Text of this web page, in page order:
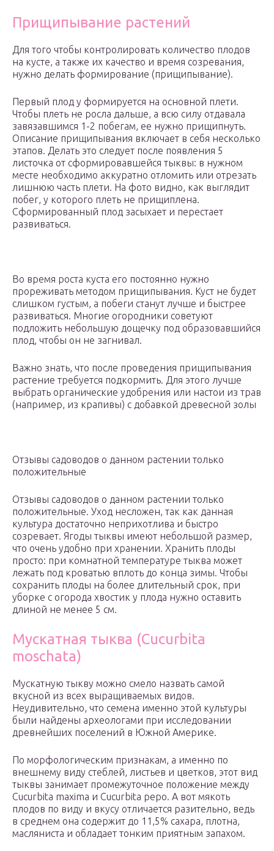
Прищипывание растений
Для того чтобы контролировать количество плодов
на кусте, а также их качество и время созревания,
нужно делать формирование (прищипывание).
Первый плод у формируется на основной плети.
Чтобы плеть не росла дальше, а всю силу отдавала
завязавшимся 1-2 побегам, ее нужно прищипнуть.
Описание прищипывания включает в себя несколько
этапов. Делать это следует после появления 5
листочка от сформировавшейся тыквы: в нужном
месте необходимо аккуратно отломить или отрезать
лишнюю часть плети. На фото видно, как выглядит
побег, у которого плеть не прищиплена.
Сформированный плод засыхает и перестает
развиваться.
Во время роста куста его постоянно нужно
прореживать методом прищипывания. Куст не будет
слишком густым, а побеги станут лучше и быстрее
развиваться. Многие огородники советуют
подложить небольшую дощечку под образовавшийся
плод, чтобы он не загнивал.
Важно знать, что после проведения прищипывания
растение требуется подкормить. Для этого лучше
выбрать органические удобрения или настои из трав
(например, из крапивы) с добавкой древесной золы
Отзывы садоводов о данном растении только
положительные
Отзывы садоводов о данном растении только
положительные. Уход несложен, так как данная
культура достаточно неприхотлива и быстро
созревает. Ягоды тыквы имеют небольшой размер,
что очень удобно при хранении. Хранить плоды
просто: при комнатной температуре тыква может
лежать под кроватью вплоть до конца зимы. Чтобы
сохранить плоды на более длительный срок, при
уборке с огорода хвостик у плода нужно оставить
длиной не менее 5 см.
Мускатная тыква (Cucurbita
moschata)
Мускатную тыкву можно смело назвать самой
вкусной из всех выращиваемых видов.
Неудивительно, что семена именно этой культуры
были найдены археологами при исследовании
древнейших поселений в Южной Америке.
По морфологическим признакам, а именно по
внешнему виду стеблей, листьев и цветков, этот вид
тыквы занимает промежуточное положение между
Cucurbita maxima и Cucurbita pepo. А вот мякоть
плодов по виду и вкусу отличается разительно, ведь
в среднем она содержит до 11,5% сахара, плотна,
масляниста и обладает тонким приятным запахом.